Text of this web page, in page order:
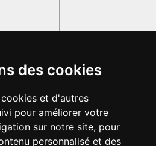
des cookies
et d'autres
pour améliorer votre
sur notre site, pour
personnalisé et des